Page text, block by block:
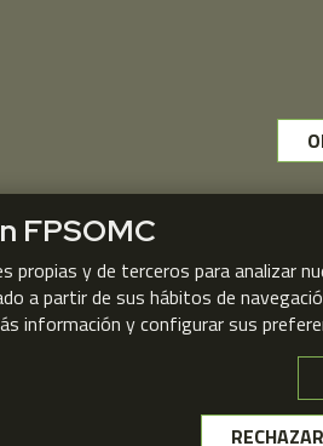
FPSOMC
propias y de terceros para analizar
a partir de sus hábitos de
información y configurar sus